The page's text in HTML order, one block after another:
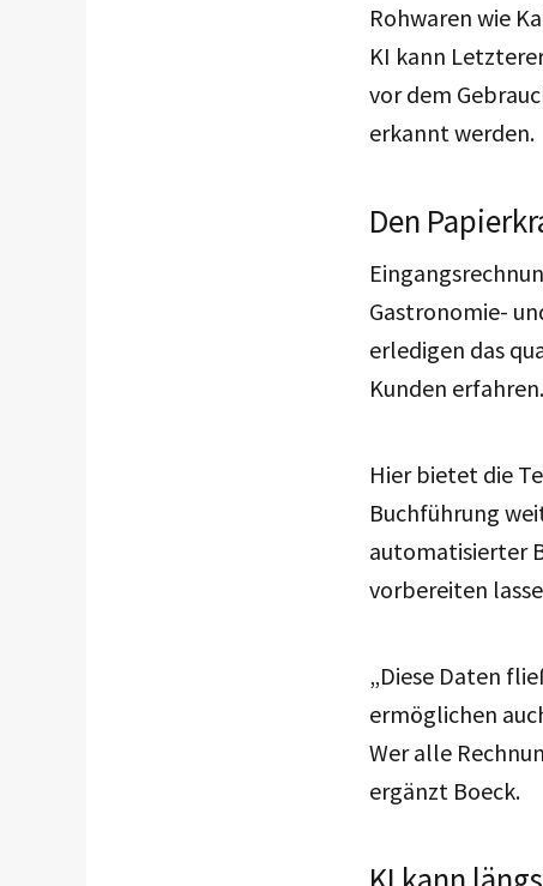
Rohwaren wie
KI kann
vor dem
erkannt werden.
Den
Gastronomie-
erledigen das
Kunden erfahren.
Hier bietet die
Buchführung
automatisierter
vorbereiten
„Diese Daten
ermöglichen
Wer alle
ergänzt Boeck.